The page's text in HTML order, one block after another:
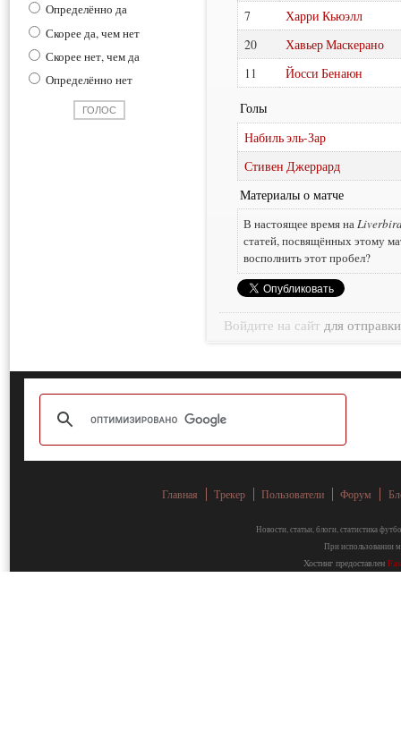
Определённо да
Скорее да, чем нет
Скорее нет, чем да
Определённо нет
7
Харри Кьюэлл
20
Хавьер Маскерано
11
Йосси Бенаюн
Голы
Набиль эль-Зар
Стивен Джеррард
Материалы о матче
В настоящее время на
статей, посвящённых этому
восполнить этот пробел?
Войдите на сайт для
Главная Трекер Пользователи Форум
Новости, статьи, блоги, статистика
При использовании
Хостинг предоставлен